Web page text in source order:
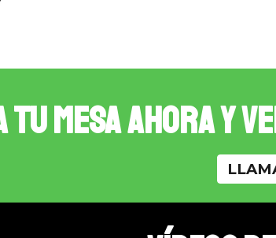
tu mesa ahora